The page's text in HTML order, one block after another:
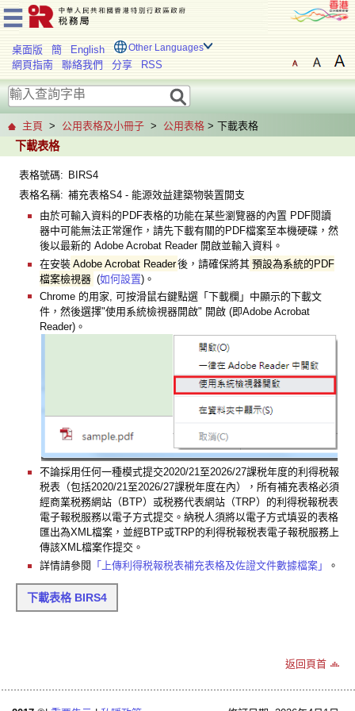
桌面版 簡 English Other Languages
網頁指南 聯絡我們 分享 RSS
主頁 > 公用表格及小冊子 > 公用表格 > 下載表格
下載表格
表格號碼: BIRS4
表格名稱: 補充表格S4 - 能源效益建築物裝置開支
由於可輸入資料的PDF表格的功能在某些瀏覽器的內置 PDF閱讀
器中可能無法正常運作，請先下載有關的PDF檔案至本機硬碟，然
後以最新的 Adobe Acrobat Reader 開啟並輸入資料。
在安裝 Adobe Acrobat Reader後，請確保將其 預設為系統的PDF
檔案檢視器 (如何設置)。
Chrome 的用家, 可按滑鼠右鍵點選「下載欄」中顯示的下載文
件，然後選擇"使用系統檢視器開啟" 開啟 (即Adobe Acrobat
Reader)。
不論採用任何一種模式提交2020/21至2026/27課税年度的利得税報
税表（包括2020/21至2026/27課税年度在內），所有補充表格必須
經商業税務網站（BTP）或税務代表網站（TRP）的利得税報税表
電子報税服務以電子方式提交。納税人須將以電子方式填妥的表格
匯出為XML檔案，並經BTP或TRP的利得税報税表電子報税服務上
傳該XML檔案作提交。
詳情請參閱 「上傳利得税報税表補充表格及佐證文件數據檔案」 。
下載表格 BIRS4
返回頁首